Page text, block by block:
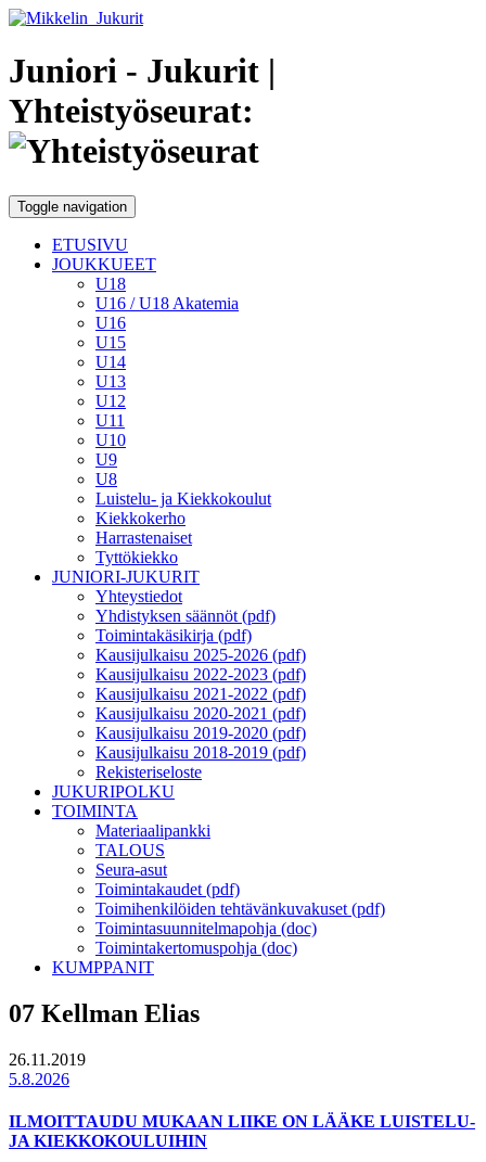
Juniori - Jukurit |
Yhteistyöseurat:
Toggle navigation
ETUSIVU
JOUKKUEET
U18
U16 / U18 Akatemia
U16
U15
U14
U13
U12
U11
U10
U9
U8
Luistelu- ja Kiekkokoulut
Kiekkokerho
Harrastenaiset
Tyttökiekko
JUNIORI-JUKURIT
Yhteystiedot
Yhdistyksen säännöt (pdf)
Toimintakäsikirja (pdf)
Kausijulkaisu 2025-2026 (pdf)
Kausijulkaisu 2022-2023 (pdf)
Kausijulkaisu 2021-2022 (pdf)
Kausijulkaisu 2020-2021 (pdf)
Kausijulkaisu 2019-2020 (pdf)
Kausijulkaisu 2018-2019 (pdf)
Rekisteriseloste
JUKURIPOLKU
TOIMINTA
Materiaalipankki
TALOUS
Seura-asut
Toimintakaudet (pdf)
Toimihenkilöiden tehtävänkuvakuset (pdf)
Toimintasuunnitelmapohja (doc)
Toimintakertomuspohja (doc)
KUMPPANIT
07 Kellman Elias
26.11.2019
5.8.2026
ILMOITTAUDU MUKAAN LIIKE ON LÄÄKE LUISTELU-
JA KIEKKOKOULUIHIN